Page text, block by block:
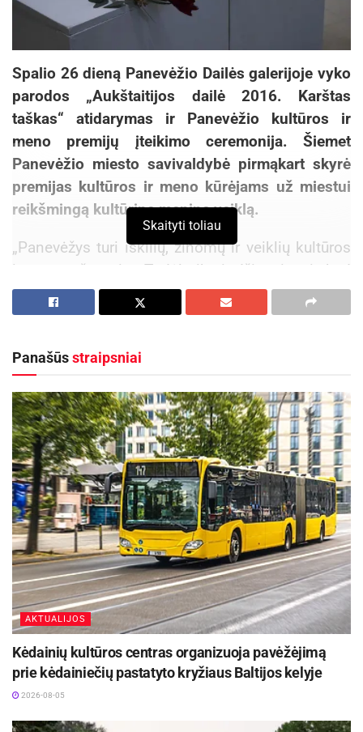
Spalio 26 dieną Panevėžio Dailės galerijoje vyko
parodos „Aukštaitijos dailė 2016. Karštas
taškas“ atidarymas ir Panevėžio kultūros ir
meno premijų įteikimo ceremonija. Šiemet
Panevėžio miesto savivaldybė pirmąkart skyrė
premijas kultūros ir meno kūrėjams už miestui
reikšmingą kultūrinę meninę veiklą.
„Panevėžys turi iškilių, žinomų ir veiklių kultūros
ir meno žmonių. Todėl tikrai džiaugiuosi, kad
Kultūros ir meno taryba vargo, rinkdama
geriausius iš geriausių. Tai reiškia, kad kultūra ir
tikrai ne paskutinį kartą įteikiamos premijos
Panevėžio kokybės ženklu. Nuoširdžiai sveikinu
tapusius Kultūros ir meno premijos laureatais.
Dėkoju Jums už tai, ką esate nuveikę ir už tai, ką
dar padarysite garsindami Panevėžio vardą. Kuo
geriausios sėkmės ateityje, veiklose ir
projektuose“, – sveikindamas linkėjo miesto
meras Rytis Račkauskas.
Skaityti toliau
Panašūsstraipsniai
AKTUALIJOS
Kėdainių kultūros centras organizuoja pavėžėjimą
prie kėdainiečių pastatyto kryžiaus Baltijos kelyje
2026-08-05